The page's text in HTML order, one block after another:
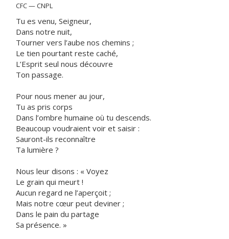
CFC — CNPL
Tu es venu, Seigneur,
Dans notre nuit,
Tourner vers l’aube nos chemins ;
Le tien pourtant reste caché,
L’Esprit seul nous découvre
Ton passage.
Pour nous mener au jour,
Tu as pris corps
Dans l’ombre humaine où tu descends.
Beaucoup voudraient voir et saisir :
Sauront-ils reconnaître
Ta lumière ?
Nous leur disons : « Voyez
Le grain qui meurt !
Aucun regard ne l’aperçoit ;
Mais notre cœur peut deviner ;
Dans le pain du partage
Sa présence. »